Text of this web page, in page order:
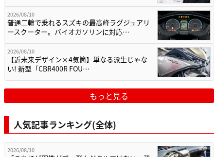
2026/08/10
普通二輪で乗れるスズキの最高峰ラグジュアリ
ースクーター。バイオガソリンに対応…
2026/08/10
【近未来デザイン×4気筒】単なる派生じゃな
い! 新型「CBR400R FOU…
もっと見る
人気記事ランキング(全体)
2026/08/10